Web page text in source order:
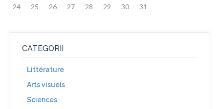
24 25 26 27 28 29 30 31
CATEGORII
Littérature
Arts visuels
Sciences